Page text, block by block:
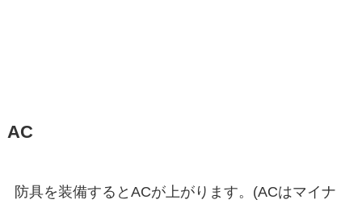
AC
防具を装備するとACが上がります。(ACはマイナ